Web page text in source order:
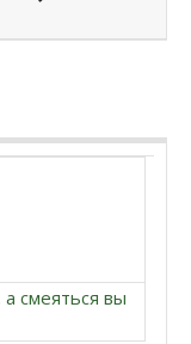
смеяться вы